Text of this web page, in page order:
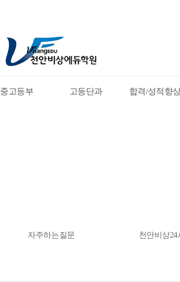
중고등부 고등단과 합격/성적향
자주하는질문 천안비상24